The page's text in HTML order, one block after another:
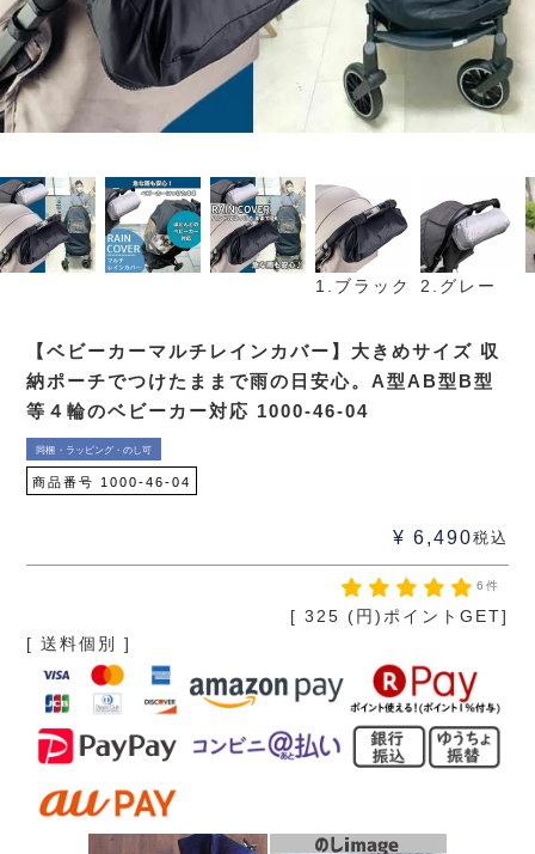
1.ブラック 2.グレー
【ベビーカーマルチレインカバー】大きめサイズ 収
納ポーチでつけたままで雨の日安心。A型AB型B型
等４輪のベビーカー対応 1000-46-04
同梱・ラッピング・のし可
商品番号 1000-46-04
¥ 6,490税込
6件
[ 325 (円)ポイントGET]
送料個別